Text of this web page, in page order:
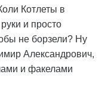
Котлеты в
и просто
не борзели? Ну
Александрович,
и факелами